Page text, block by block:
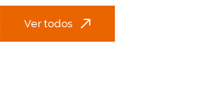
Ver todos